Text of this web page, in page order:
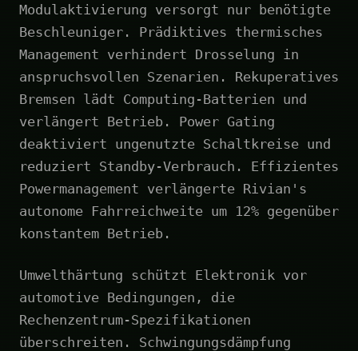
Modulaktivierung versorgt nur benötigte
Beschleuniger. Prädiktives thermisches
Management verhindert Drosselung in
anspruchsvollen Szenarien. Rekuperatives
Bremsen lädt Computing-Batterien und
verlängert Betrieb. Power Gating
deaktiviert ungenutzte Schaltkreise und
reduziert Standby-Verbrauch. Effizientes
Powermanagement verlängerte Rivian's
autonome Fahrreichweite um 12% gegenüber
konstantem Betrieb.
Umwelthärtung schützt Elektronik vor
automotive Bedingungen, die
Rechenzentrum-Spezifikationen
überschreiten. Schwingungsdämpfung